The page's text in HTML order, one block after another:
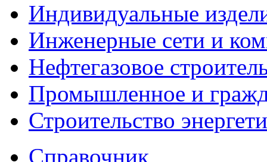
Индивидуальные
Инженерные сети и
Нефтегазовое
Промышленное и
Строительство
Справочник